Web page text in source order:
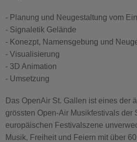
- Planung und Neugestaltung vom
- Signaletik Gelände
- Konezpt, Namensgebung und
- Visualisierung
- 3D Animation
- Umsetzung
Das OpenAir St. Gallen ist eines der
grössten Open-Air Musikfestivals der
europäischen Festivalszene
Musik, Freiheit und Feiern mit über